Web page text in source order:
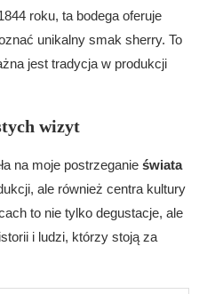
roku, ta bodega oferuje
unikalny smak sherry. To
jest tradycja w produkcji
wizyt
na moje postrzeganie świata
ale również centra kultury
to nie tylko degustacje, ale
i ludzi, którzy stoją za